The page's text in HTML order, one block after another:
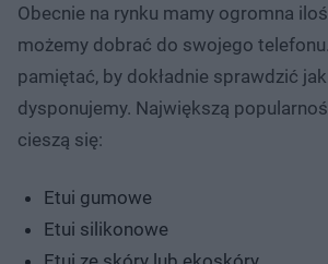
Obecnie na rynku mamy ogromna
możemy dobrać do swojego
pamiętać, by dokładnie sprawdzić
dysponujemy. Największą
cieszą się:
Etui gumowe
Etui silikonowe